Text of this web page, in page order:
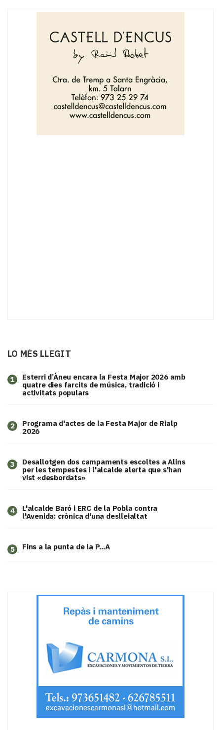
LO MÉS LLEGIT
1
Esterri d’Àneu encara la Festa Major 2026 amb
quatre dies farcits de música, tradició i
activitats populars
2
Programa d'actes de la Festa Major de Rialp
2026
3
​Desallotgen dos campaments escoltes a Alins
per les tempestes i l'alcalde alerta que s'han
vist «desbordats»
4
L'alcalde Baró i ERC de la Pobla contra
l'Avenida: crònica d'una deslleialtat
5 Fins a la punta de la P...A